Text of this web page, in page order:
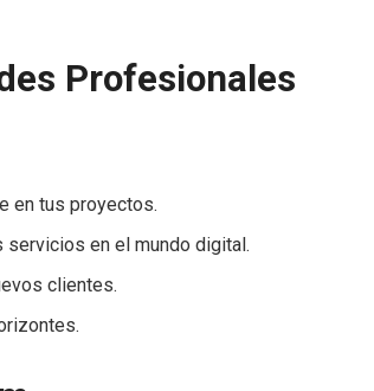
Profesionales
en tus proyectos.
en el mundo digital.
clientes.